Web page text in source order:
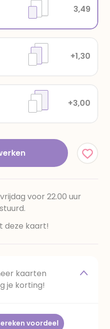
+3,00
+1,30
3,49
voor 22.00 uur
deze kaart!
kaarten
je korting!
voordeel